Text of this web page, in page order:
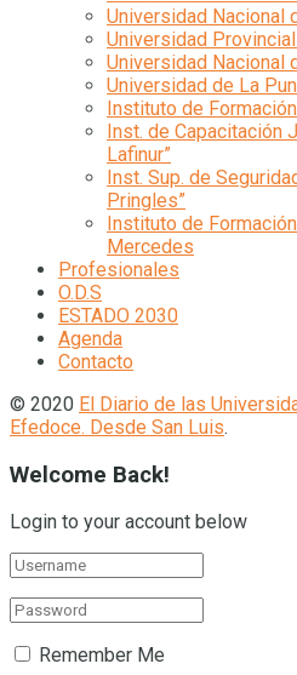
Universidad Nacional
Universidad
Universidad Nacional
Universidad de La
Instituto de
Inst. de Capacitación
Lafinur”
Inst. Sup. de
Pringles”
Instituto de
Mercedes
Profesionales
O.D.S
ESTADO 2030
Agenda
Contacto
© 2020 El Diario de las
Efedoce. Desde San Luis.
Welcome Back!
Login to your account below
Remember Me